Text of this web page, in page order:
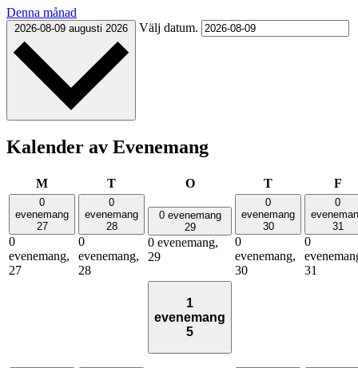
Denna månad
2026-08-09 augusti 2026 Välj datum.
Kalender av Evenemang
Mmåndag Ttisdag Oonsdag Ttorsdag F
0
evenemang
27
0
evenemang,
27
0
evenemang
28
0
evenemang,
28
0 evenemang
29
0 evenemang,
29
0
evenemang
30
0
evenemang,
30
0
31
0
31
1
evenemang
5